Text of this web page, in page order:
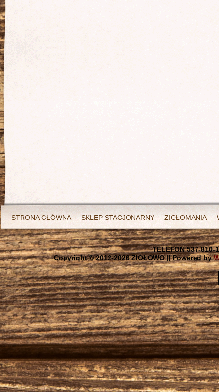
STRONA GŁÓWNA SKLEP STACJONARNY ZIOŁOMANIA
TELEFON 537-810-
Copyright © 2012-2026 ZIOŁOWO || Powered by